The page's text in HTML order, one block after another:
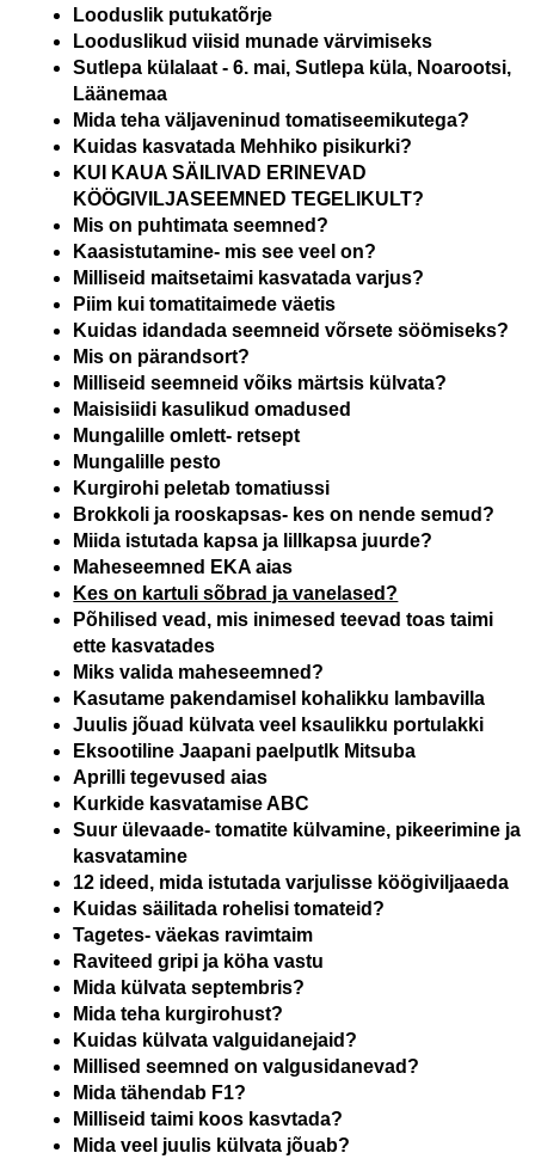
Looduslik putukatõrje
Looduslikud viisid munade värvimiseks
Sutlepa külalaat - 6. mai, Sutlepa küla, Noarootsi,
Läänemaa
Mida teha väljaveninud tomatiseemikutega?
Kuidas kasvatada Mehhiko pisikurki?
KUI KAUA SÄILIVAD ERINEVAD
KÖÖGIVILJASEEMNED TEGELIKULT?
Mis on puhtimata seemned?
Kaasistutamine- mis see veel on?
Milliseid maitsetaimi kasvatada varjus?
Piim kui tomatitaimede väetis
Kuidas idandada seemneid võrsete söömiseks?
Mis on pärandsort?
Milliseid seemneid võiks märtsis külvata?
Maisisiidi kasulikud omadused
Mungalille omlett- retsept
Mungalille pesto
Kurgirohi peletab tomatiussi
Brokkoli ja rooskapsas- kes on nende semud?
Miida istutada kapsa ja lillkapsa juurde?
Maheseemned EKA aias
Kes on kartuli sõbrad ja vanelased?
Põhilised vead, mis inimesed teevad toas taimi
ette kasvatades
Miks valida maheseemned?
Kasutame pakendamisel kohalikku lambavilla
Juulis jõuad külvata veel ksaulikku portulakki
Eksootiline Jaapani paelputlk Mitsuba
Aprilli tegevused aias
Kurkide kasvatamise ABC
Suur ülevaade- tomatite külvamine, pikeerimine ja
kasvatamine
12 ideed, mida istutada varjulisse köögiviljaaeda
Kuidas säilitada rohelisi tomateid?
Tagetes- väekas ravimtaim
Raviteed gripi ja köha vastu
Mida külvata septembris?
Mida teha kurgirohust?
Kuidas külvata valguidanejaid?
Millised seemned on valgusidanevad?
Mida tähendab F1?
Milliseid taimi koos kasvtada?
Mida veel juulis külvata jõuab?